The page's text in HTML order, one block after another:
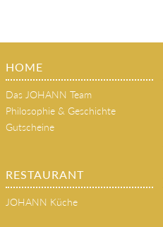
HOME
Das JOHANN Team
RESTAURANT